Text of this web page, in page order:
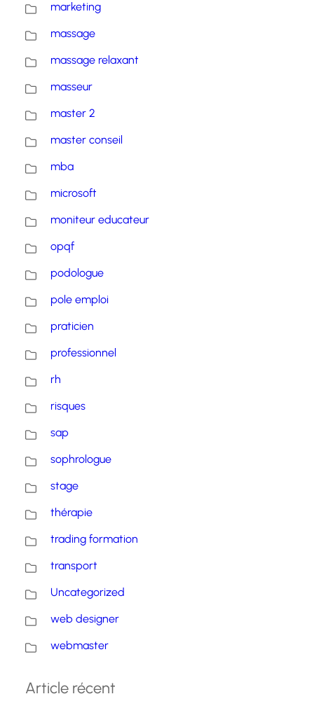
marketing
massage
massage relaxant
masseur
master 2
master conseil
mba
microsoft
moniteur educateur
opqf
podologue
pole emploi
praticien
professionnel
rh
risques
sap
sophrologue
stage
thérapie
trading formation
transport
Uncategorized
web designer
webmaster
Article récent